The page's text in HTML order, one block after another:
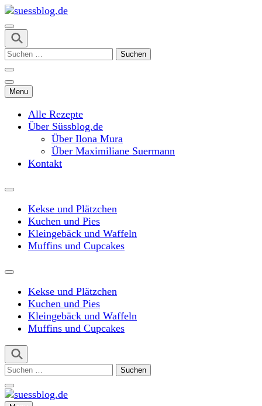
Skip
to
content
(Press
Enter)
suessblog.de
Suchen
Menu
Alle Rezepte
Über Süssblog.de
Über Ilona Mura
Über Maximiliane Suermann
Kontakt
Kekse und Plätzchen
Kuchen und Pies
Kleingebäck und Waffeln
Muffins und Cupcakes
Kekse und Plätzchen
Kuchen und Pies
Kleingebäck und Waffeln
Muffins und Cupcakes
Suchen